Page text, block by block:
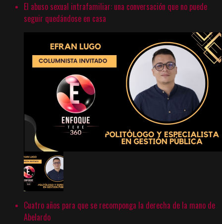
El abuso sexual intrafamiliar: una conversación que no puede
seguir quedándose en casa
Cuatro años para que se recomponga la derecha de la mano de
Abelardo